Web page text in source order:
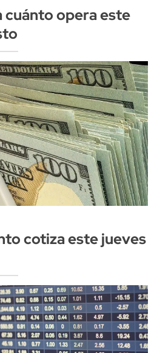
cuánto opera este
cotiza este jueves